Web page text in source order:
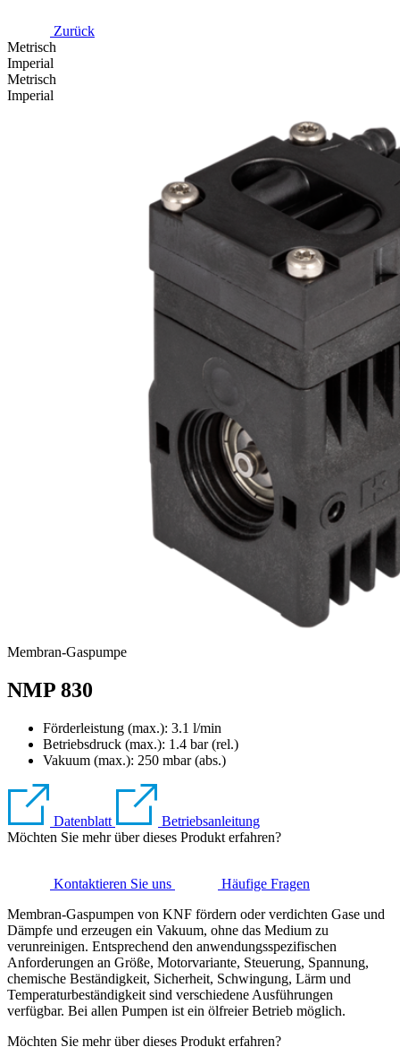
Zurück
Metrisch
Imperial
Metrisch
Imperial
Membran-Gaspumpe
NMP 830
Förderleistung (max.): 3.1 l/min
Betriebsdruck (max.): 1.4 bar (rel.)
Vakuum (max.): 250 mbar (abs.)
Datenblatt
Betriebsanleitung
Möchten Sie mehr über dieses Produkt erfahren?
Kontaktieren Sie uns
Häufige Fragen
Membran-Gaspumpen von KNF fördern oder verdichten Gase und
Dämpfe und erzeugen ein Vakuum, ohne das Medium zu
verunreinigen. Entsprechend den anwendungsspezifischen
Anforderungen an Größe, Motorvariante, Steuerung, Spannung,
chemische Beständigkeit, Sicherheit, Schwingung, Lärm und
Temperaturbeständigkeit sind verschiedene Ausführungen
verfügbar. Bei allen Pumpen ist ein ölfreier Betrieb möglich.
Möchten Sie mehr über dieses Produkt erfahren?